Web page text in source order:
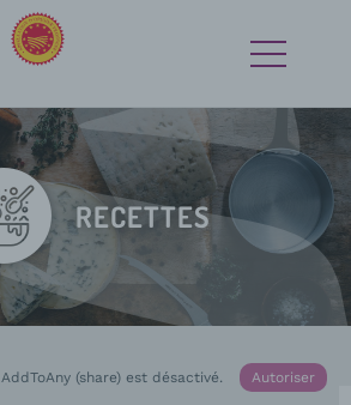
RECETTES
AddToAny (share) est désactivé. Autoriser